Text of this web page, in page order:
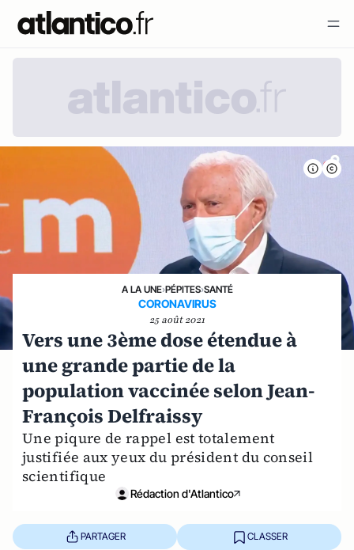
A LA UNE›PÉPITES›SANTÉ
CORONAVIRUS
25 août 2021
Vers une 3ème dose étendue à
une grande partie de la
population vaccinée selon Jean-
François Delfraissy
Une piqure de rappel est totalement
justifiée aux yeux du président du conseil
scientifique
Rédaction d'Atlantico
PARTAGER CLASSER